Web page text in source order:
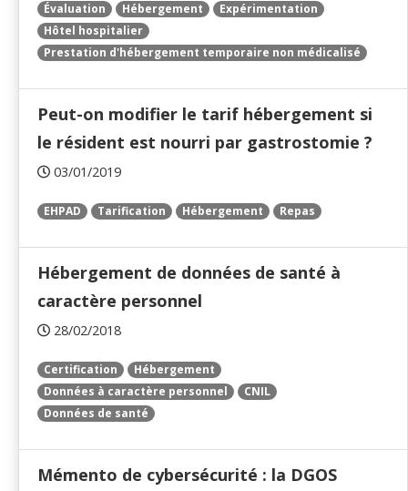
Évaluation Hébergement
Expérimentation
Hôtel hospitalier
Prestation d'hébergement temporaire non médicalisé
Peut-on modifier le tarif hébergement si
le résident est nourri par gastrostomie ?
03/01/2019
EHPAD Tarification Hébergement Repas
Hébergement de données de santé à
caractère personnel
28/02/2018
Certification
Hébergement
Données à caractère personnel
CNIL
Données de santé
Mémento de cybersécurité : la DGOS